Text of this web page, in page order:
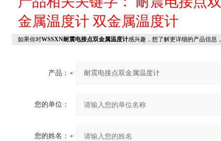
金属温度计 双金属温度计
如果你对WSSXN耐震电接点双金属温度计感兴趣，想了解更详细的产品信息
产品：
您的单位：
您的姓名：